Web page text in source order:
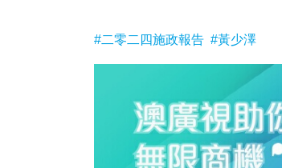
#二零二四施政報告 #黃少澤